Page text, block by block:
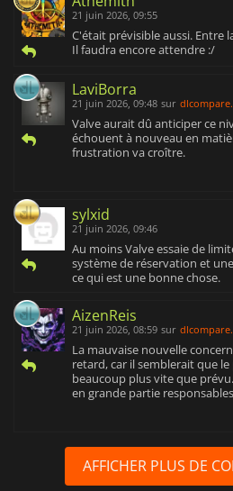
21 juin 2026, 09:55
C'était prévisible aussi. Entre
Il faudra encore attendre :/
LaviBorra
21 juin 2026, 09:48 sur
Valve aurait dû anticiper ce
échouent à nouveau en
frustration va croître.
sylxid
21 juin 2026, 09:46
Au moins Valve essaie de
système de réservation et
ce qui est une bonne chose.
AizenReis
21 juin 2026, 08:59 sur
La mauvaise nouvelle
retard, car il semblerait que
beaucoup plus vite que
en grande partie
AFFICHER PLUS DE